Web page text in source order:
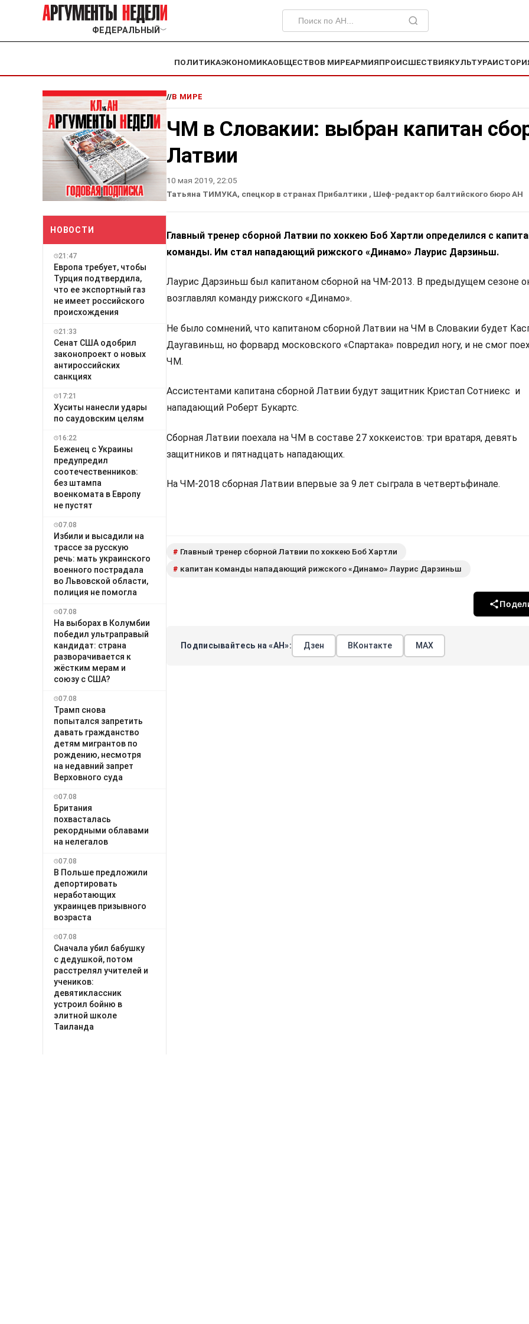
ФЕДЕРАЛЬНЫЙ ﹀
ПОЛИТИКАЭКОНОМИКАОБЩЕСТВОВ МИРЕАРМИЯПРОИСШЕСТВИЯКУЛЬТУРА
НОВОСТИ
21:47
Европа требует, чтобы
Турция подтвердила,
что ее экспортный газ
не имеет российского
происхождения
21:33
Сенат США одобрил
законопроект о новых
антироссийских
санкциях
17:21
Хуситы нанесли удары
по саудовским целям
16:22
Беженец с Украины
предупредил
соотечественников:
без штампа
военкомата в Европу
не пустят
07.08
Избили и высадили на
трассе за русскую
речь: мать украинского
военного пострадала
во Львовской области,
полиция не помогла
07.08
На выборах в Колумбии
победил ультраправый
кандидат: страна
разворачивается к
жёстким мерам и
союзу с США?
07.08
Трамп снова
попытался запретить
давать гражданство
детям мигрантов по
рождению, несмотря
на недавний запрет
Верховного суда
07.08
Британия
похвасталась
рекордными облавами
на нелегалов
07.08
В Польше предложили
депортировать
неработающих
украинцев призывного
возраста
07.08
Сначала убил бабушку
с дедушкой, потом
расстрелял учителей и
учеников:
девятиклассник
устроил бойню в
элитной школе
Таиланда
//В МИРЕ
ЧМ в Словакии: выбран капитан
Латвии
10 мая 2019, 22:05
Татьяна ТИМУКА, спецкор в странах Прибалтики , Шеф-редактор балтийского бюро АН
Главный тренер сборной Латвии по хоккею Боб Хартли определился с
команды. Им стал нападающий рижского «Динамо» Лаурис Дарзиньш.
Лаурис Дарзиньш был капитаном сборной на ЧМ-2013. В предыдущем сезоне
возглавлял команду рижского «Динамо».
Не было сомнений, что капитаном сборной Латвии на ЧМ в Словакии будет
Даугавиньш, но форвард московского «Спартака» повредил ногу, и не смог
ЧМ.
Ассистентами капитана сборной Латвии будут защитник Кристап Сотниекс и
нападающий Роберт Букартс.
Сборная Латвии поехала на ЧМ в составе 27 хоккеистов: три вратаря, девять
защитников и пятнадцать нападающих.
На ЧМ-2018 сборная Латвии впервые за 9 лет сыграла в четвертьфинале.
# Главный тренер сборной Латвии по хоккею Боб Хартли
# капитан команды нападающий рижского «Динамо» Лаурис Дарзиньш
Подписывайтесь на «АН»: Дзен ВКонтакте МАХ